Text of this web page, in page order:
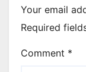
Your email
Required
Comment *